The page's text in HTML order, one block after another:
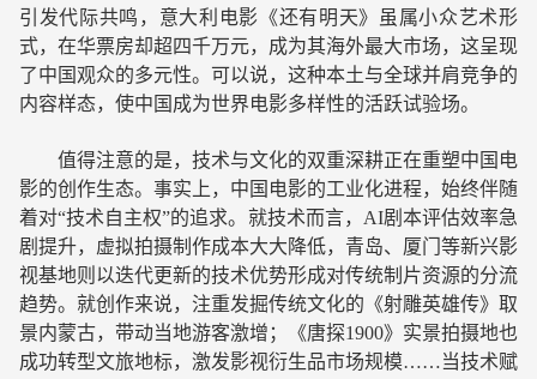
引发代际共鸣，意大利电影《还有明天》虽属小众艺术形
式，在华票房却超四千万元，成为其海外最大市场，这呈现
了中国观众的多元性。可以说，这种本土与全球并肩竞争的
内容样态，使中国成为世界电影多样性的活跃试验场。
值得注意的是，技术与文化的双重深耕正在重塑中国电
影的创作生态。事实上，中国电影的工业化进程，始终伴随
着对“技术自主权”的追求。就技术而言，AI剧本评估效率急
剧提升，虚拟拍摄制作成本大大降低，青岛、厦门等新兴影
视基地则以迭代更新的技术优势形成对传统制片资源的分流
趋势。就创作来说，注重发掘传统文化的《射雕英雄传》取
景内蒙古，带动当地游客激增；《唐探1900》实景拍摄地也
成功转型文旅地标，激发影视衍生品市场规模……当技术赋